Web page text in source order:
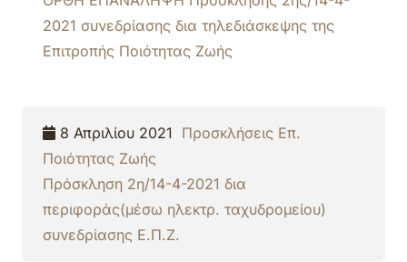
2021 συνεδρίασης δια τηλεδιάσκεψης της
Επιτροπής Ποιότητας Ζωής
8 Απριλίου 2021 Προσκλήσεις Επ.
Ποιότητας Ζωής
Πρόσκληση 2η/14-4-2021 δια
περιφοράς(μέσω ηλεκτρ. ταχυδρομείου)
συνεδρίασης Ε.Π.Ζ.